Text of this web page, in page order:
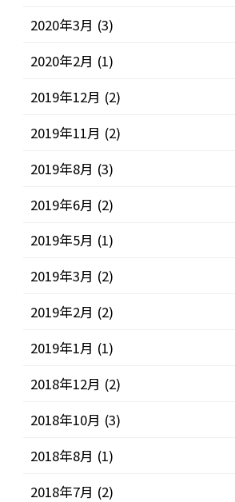
2020年3月 (3)
2020年2月 (1)
2019年12月 (2)
2019年11月 (2)
2019年8月 (3)
2019年6月 (2)
2019年5月 (1)
2019年3月 (2)
2019年2月 (2)
2019年1月 (1)
2018年12月 (2)
2018年10月 (3)
2018年8月 (1)
2018年7月 (2)